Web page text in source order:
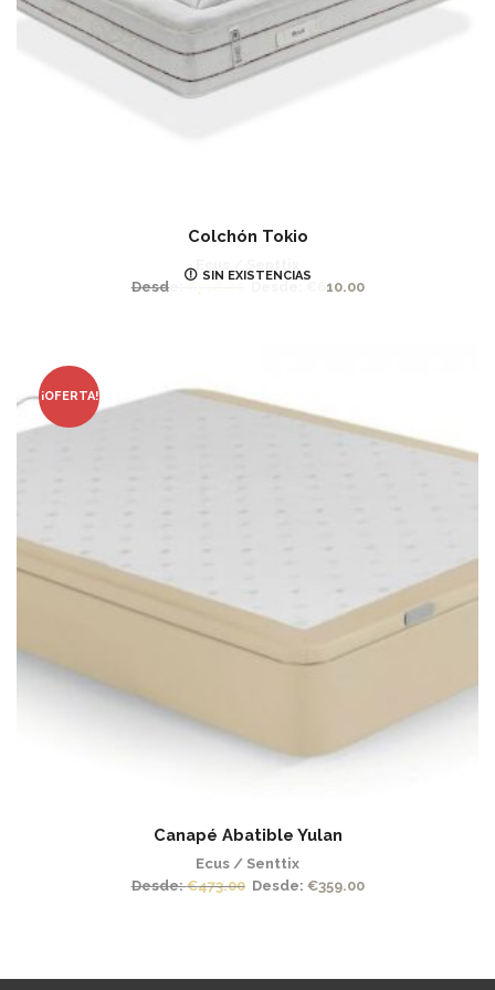
Colchón Tokio
Desde:
610.00
SIN EXISTENCIAS
¡OFERTA!
Canapé Abatible Yulan
Ecus / Senttix
Desde:€473.00 Desde: €359.00